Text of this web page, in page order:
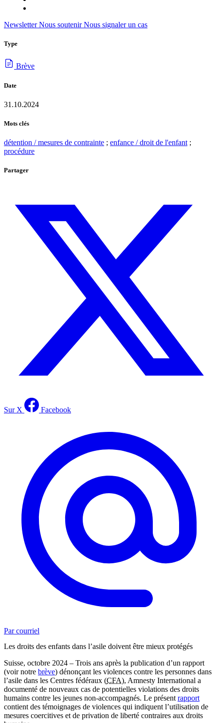
NewsletterNous soutenirNous signaler un cas
Type
Brève
Date
31.10.2024
Mots clés
détention / mesures de contrainte ; enfance / droit de l'enfant ;
procédure
Partager
Sur X Facebook
Par courriel
Les droits des enfants dans l’asile doivent être mieux protégés
Suisse, octobre 2024 – Trois ans après la publication d’un rapport
(voir notre brève) dénonçant les violences contre les personnes dans
l’asile dans les Centres fédéraux (CFA), Amnesty International a
documenté de nouveaux cas de potentielles violations des droits
humains contre les jeunes non-accompagnés. Le présent rapport
contient des témoignages de violences qui indiquent l’utilisation de
mesures coercitives et de privation de liberté contraires aux droits